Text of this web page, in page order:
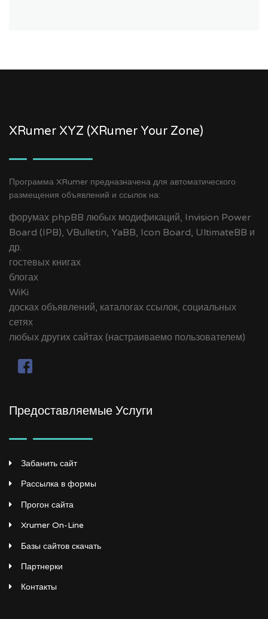
XRumer XYZ (XRumer Your Zone)
Программа XRumer предназначена для автоматического
размещения объявлений и ссылок на:
форумах phpBB любых модификаций, Invision Power
Board (IPB), VBulletin, YaBB, Icon Board, UltimateBB и
др.
гостевых книгах
блогах
WiKi
досках объявлений, каталогах ссылок, социальных
сетях
любых других сайтах (настраиваемо пользователем)
Предоставляемые Услуги
Забанить сайт
Рассылка в формы
Прогон сайта
Xrumer On-Line
Базы сайтов скачать
Партнерки
Контакты